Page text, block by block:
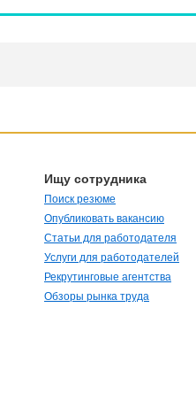
Ищу сотрудника
Поиск резюме
Опубликовать вакансию
Статьи для работодателя
Услуги для работодателей
Рекрутинговые агентства
Обзоры рынка труда